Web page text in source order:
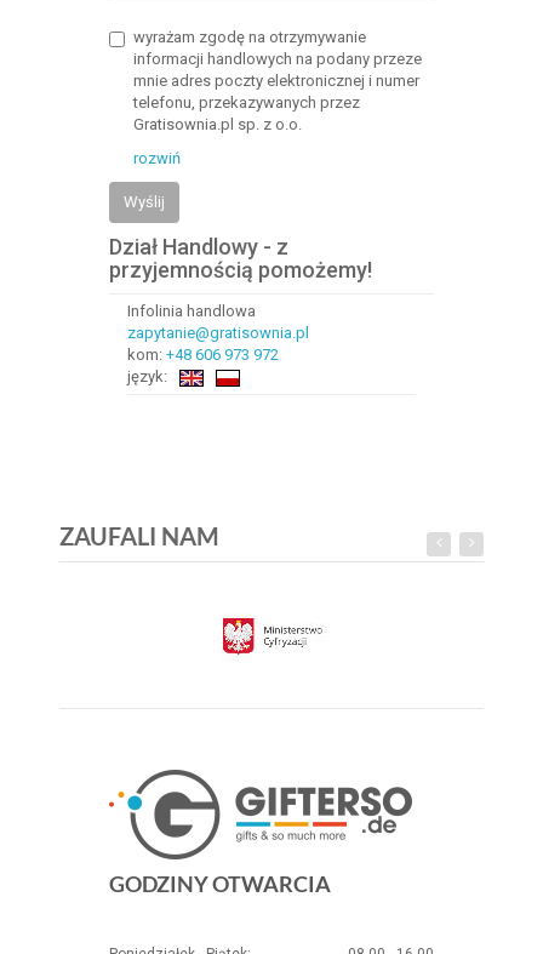
wyrażam zgodę na otrzymywanie
informacji handlowych na podany przeze
mnie adres poczty elektronicznej i numer
telefonu, przekazywanych przez
Gratisownia.pl sp. z o.o.
rozwiń
Wyślij
Dział Handlowy - z
przyjemnością pomożemy!
Infolinia handlowa
zapytanie@gratisownia.pl
kom: +48 606 973 972
język:
ZAUFALI NAM
GODZINY OTWARCIA